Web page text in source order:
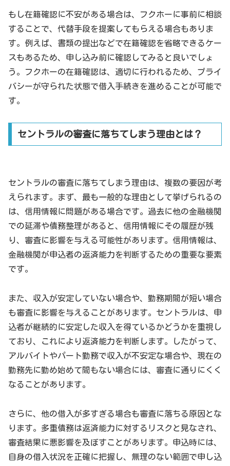
もし在籍確認に不安がある場合は、フクホーに事前に相談
することで、代替手段を提案してもらえる場合もありま
す。例えば、書類の提出などで在籍確認を省略できるケー
スもあるため、申し込み前に確認してみると良いでしょ
う。フクホーの在籍確認は、適切に行われるため、プライ
バシーが守られた状態で借入手続きを進めることが可能で
す。
セントラルの審査に落ちてしまう理由とは？
セントラルの審査に落ちてしまう理由は、複数の要因が考
えられます。まず、最も一般的な理由として挙げられるの
は、信用情報に問題がある場合です。過去に他の金融機関
での延滞や債務整理があると、信用情報にその履歴が残
り、審査に影響を与える可能性があります。信用情報は、
金融機関が申込者の返済能力を判断するための重要な要素
です。
また、収入が安定していない場合や、勤務期間が短い場合
も審査に影響を与えることがあります。セントラルは、申
込者が継続的に安定した収入を得ているかどうかを重視し
ており、これにより返済能力を判断します。したがって、
アルバイトやパート勤務で収入が不安定な場合や、現在の
勤務先に勤め始めて間もない場合には、審査に通りにくく
なることがあります。
さらに、他の借入が多すぎる場合も審査に落ちる原因とな
ります。多重債務は返済能力に対するリスクと見なされ、
審査結果に悪影響を及ぼすことがあります。申込時には、
自身の借入状況を正確に把握し、無理のない範囲で申し込